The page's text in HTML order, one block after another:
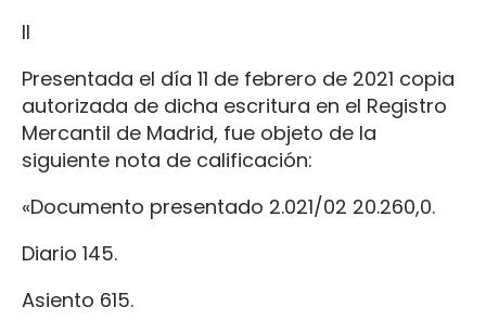
II
Presentada el día 11 de febrero de 2021 copia
autorizada de dicha escritura en el Registro
Mercantil de Madrid, fue objeto de la
siguiente nota de calificación:
«Documento presentado 2.021/02 20.260,0.
Diario 145.
Asiento 615.